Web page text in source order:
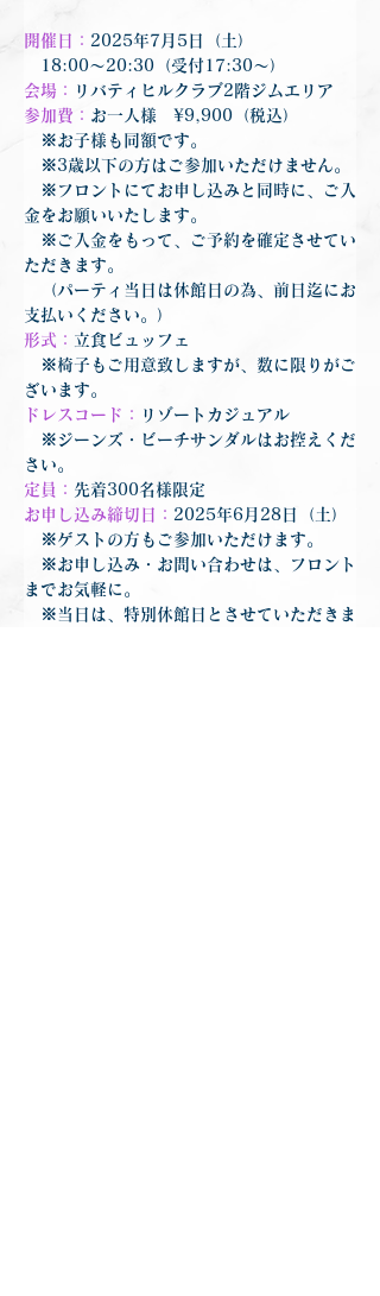
開催日：
18:00〜20:30（受付17:30〜）
会場：
リバティヒルクラブ2階ジムエリア
参加費： お一人様　¥9,900（税込）
※お子様も同額です。
※3歳以下の方はご参加いただけません。
※フロントにてお申し込みと同時に、ご入
金をお願いいたします。
※ご入金をもって、ご予約を確定させてい
ただきます。
（パーティ当日は休館日の為、前日迄にお
支払いください。）
形式： 立食ビュッフェ
※椅子もご用意致しますが、数に限りがご
ざいます。
ドレスコード：
リゾートカジュアル
※ジーンズ・ビーチサンダルはお控えくだ
さい。
定員： 先着300名様限定
お申し込み締切日： 2025年6月28日（土）
※ゲストの方もご参加いただけます。
※お申し込み・お問い合わせは、フロント
までお気軽に。
※当日は、特別休館日とさせていただきま